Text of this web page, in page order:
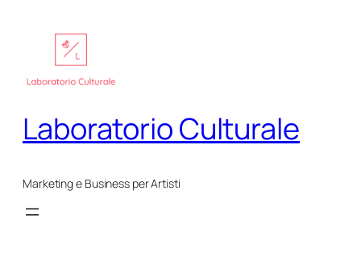
contenuto
Laboratorio Culturale
Marketing e Business per Artisti